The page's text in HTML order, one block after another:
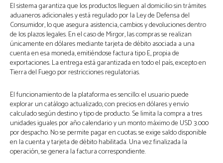
El sistema garantiza que los productos lleguen al domicilio sin trámites
aduaneros adicionales y está regulado por la Ley de Defensa del
Consumidor, lo que asegura asistencia, cambios y devoluciones dentro
de los plazos legales. En el caso de Mirgor, las compras se realizan
únicamente en dólares mediante tarjeta de débito asociada a una
cuenta en esa moneda, emitiéndose factura tipo E, propia de
exportaciones. La entrega está garantizada en todo el país, excepto en
Tierra del Fuego por restricciones regulatorias.
El funcionamiento de la plataforma es sencillo: el usuario puede
explorar un catálogo actualizado, con precios en dólares y envío
calculado según destino y tipo de producto. Se limita la compra a tres
unidades iguales por año calendario y un monto máximo de USD 3.000
por despacho. No se permite pagar en cuotas; se exige saldo disponible
en la cuenta y tarjeta de débito habilitada. Una vez finalizada la
operación, se genera la factura correspondiente.